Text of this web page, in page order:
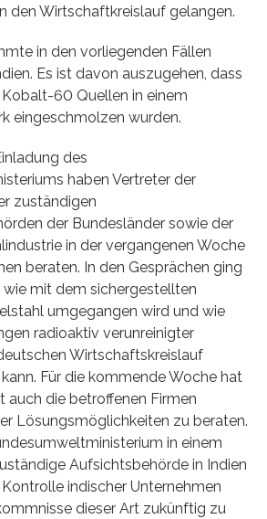
den Wirtschaftkreislauf gelangen.
in den vorliegenden Fällen
Es ist davon auszugehen, dass
60 Quellen in einem
eingeschmolzen wurden.
des
haben Vertreter der
zuständigen
der Bundesländer sowie der
in der vergangenen Woche
beraten. In den Gesprächen ging
wie mit dem sichergestellten
umgegangen wird und wie
radioaktiv verunreinigter
Wirtschaftskreislauf
Für die kommende Woche hat
auch die betroffenen Firmen
Lösungsmöglichkeiten zu beraten.
in einem
Aufsichtsbehörde in Indien
indischer Unternehmen
dieser Art zukünftig zu